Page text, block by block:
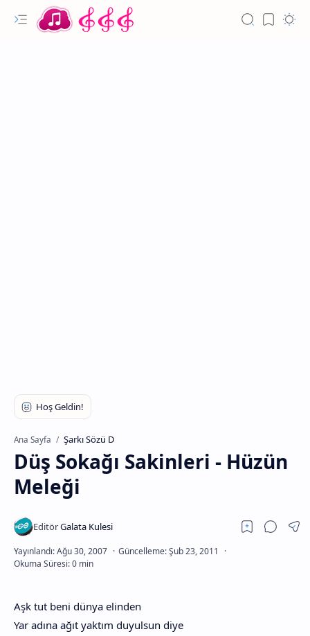
Ana Sayfa Şarkı Sözü D
Düş Sokağı Sakinleri - Hüzün
Meleği
Aşk tut beni dünya elinden
Yar adına ağıt yaktım duyulsun diye